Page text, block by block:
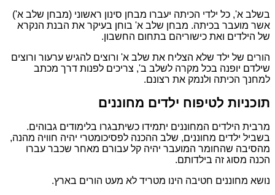
בשלב א', כל ילדי הכיתה יעברו מבחן סינון ראשוני (מבחן שלב א')
אשר מועבר בכיתה. מבחן שלב א' בוחן בעיקר את הבנת הנקרא
של הילדים ואת כישוריהם בתחום החשבון.
הורים של ילד שלא הצליח את שלב א' ורוצים להגיש ערעור ורוצים
שילדם יופנה בכל מקרה לשלב ב', צריכים לפנות דרך מכתב
למחנך הכיתה ולנמק את רצונם.
תוכניות לטיפוח ילדים מחוננים
מרבית הילדים המחוננים יתמידו כשיתבגרו בלימודים גבוהים.
בשביל ילדים מחוננים, שלב ההכנה לפסיכומטרי יהיה חוויה מהנה,
מהסיבה שהחומר המועבר יהיה קל עבורם מאחר שכבר עברו
הכנה מסוג זה בילדותם.
נושא מחוננים חטיבה הינו מטריד לא מעט הורים בארץ.